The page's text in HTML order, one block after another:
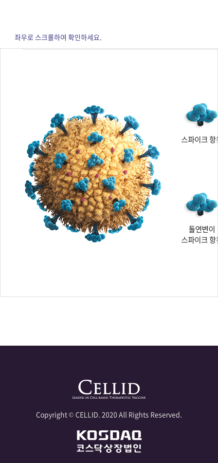
좌우로 스크롤하여 확인하세요.
Copyright © CELLID. 2020 All Rights Reserved.